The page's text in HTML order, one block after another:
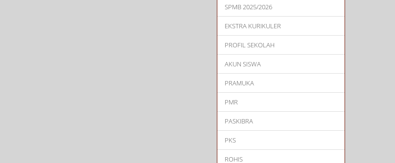
SPMB 2025/2026
EKSTRA KURIKULER
PROFIL SEKOLAH
AKUN SISWA
PRAMUKA
PMR
PASKIBRA
PKS
ROHIS